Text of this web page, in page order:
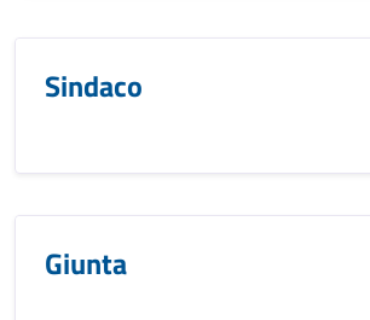
Sindaco
Giunta